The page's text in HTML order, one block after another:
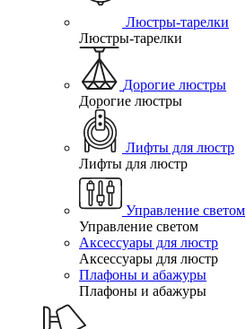
Люстры-тарелки
Люстры-тарелки
Дорогие люстры
Дорогие люстры
Лифты для люстр
Лифты для люстр
Управление светом
Управление светом
Аксессуары для люстр
Аксессуары для люстр
Плафоны и абажуры
Плафоны и абажуры